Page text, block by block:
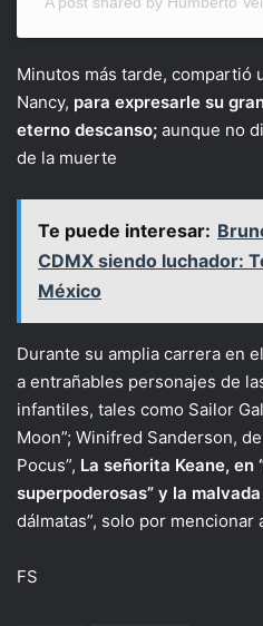
Minutos más tarde, compartió
Nancy, para expresarle su
eterno descanso; aunque no
de la muerte
Te puede interesar:
CDMX siendo luchador:
México
Durante su amplia carrera en
a entrañables personajes de
infantiles, tales como Sailor
Moon”; Winifred Sanderson,
Pocus”, La señorita Keane, en
superpoderosas” y la
dálmatas”, solo por mencionar
FS